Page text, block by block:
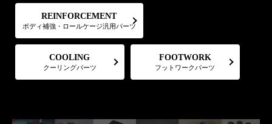
REINFORCEMENT
ボディ補強・ロールケージ汎用パーツ
COOLING
クーリングパーツ
FOOTWORK
フットワークパーツ